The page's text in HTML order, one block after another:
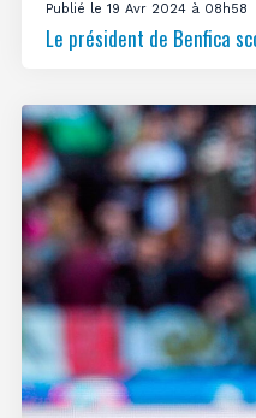
Publié le 19 Avr 2024 à 08h58
Le président de Benfica